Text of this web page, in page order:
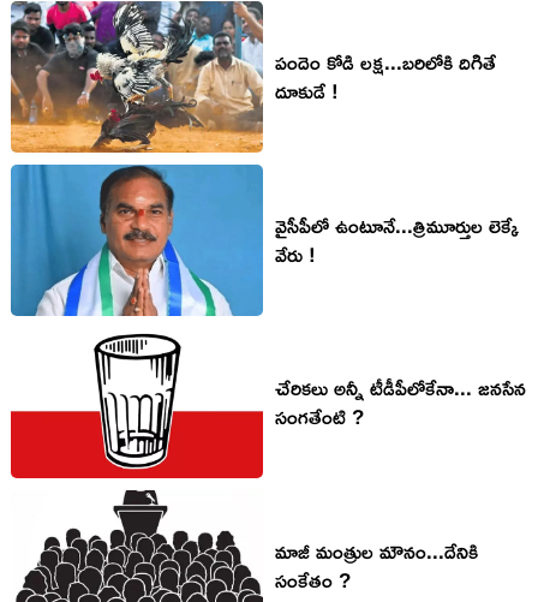
పందెం కోడి లక్ష...బరిలోకి దిగితే
దూకుడే !
వైసీపీలో ఉంటూనే...త్రిమూర్తుల లెక్కే
వేరు !
చేరికలు అన్నీ టీడీపీలోకేనా... జనసేన
సంగతేంటి ?
మాజీ మంత్రుల మౌనం...దేనికి
సంకేతం ?